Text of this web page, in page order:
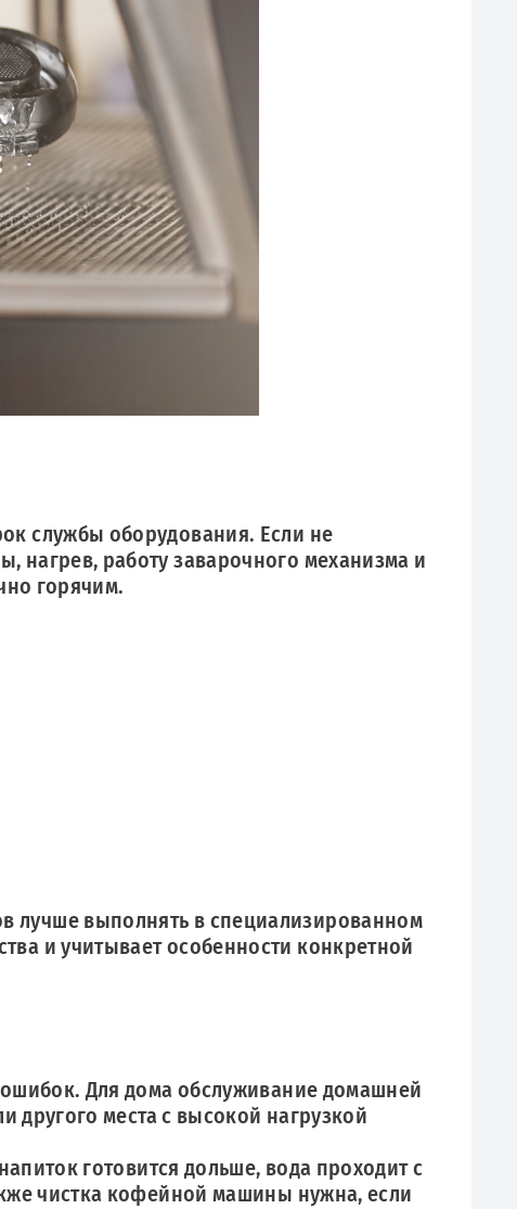
службы оборудования. Если не
нагрев, работу заварочного механизма и
горячим.
лучше выполнять в специализированном
и учитывает особенности конкретной
Для дома обслуживание домашней
места с высокой нагрузкой
готовится дольше, вода проходит с
чистка кофейной машины нужна, если